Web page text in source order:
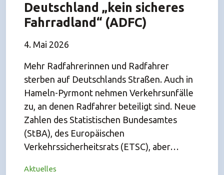
Deutschland „kein sicheres
Fahrradland“ (ADFC)
4. Mai 2026
Mehr Radfahrerinnen und Radfahrer
sterben auf Deutschlands Straßen. Auch in
Hameln-Pyrmont nehmen Verkehrsunfälle
zu, an denen Radfahrer beteiligt sind. Neue
Zahlen des Statistischen Bundesamtes
(StBA), des Europäischen
Verkehrssicherheitsrats (ETSC), aber…
Aktuelles